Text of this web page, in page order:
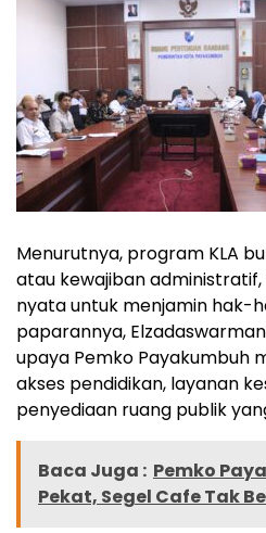
Menurutnya, program KLA
atau kewajiban
nyata untuk menjamin hak-
paparannya,
upaya Pemko Payakumbuh
akses pendidikan, layanan
penyediaan ruang publik
Baca Juga : Pemko
Pekat, Segel Cafe Tak